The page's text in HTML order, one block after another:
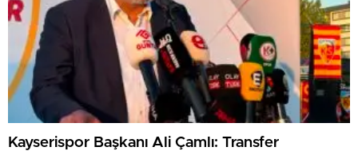
Kayserispor Başkanı Ali Çamlı: Transfer